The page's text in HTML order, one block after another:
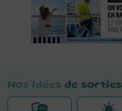
Nos idées de sorties